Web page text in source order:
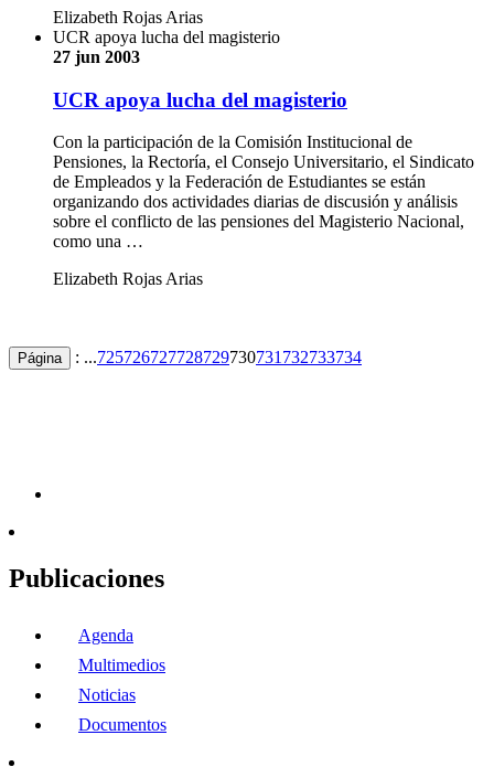
Elizabeth Rojas Arias
UCR apoya lucha del magisterio
27 jun 2003
UCR apoya lucha del magisterio
Con la participación de la Comisión Institucional de
Pensiones, la Rectoría, el Consejo Universitario, el Sindicato
de Empleados y la Federación de Estudiantes se están
organizando dos actividades diarias de discusión y análisis
sobre el conflicto de las pensiones del Magisterio Nacional,
como una …
Elizabeth Rojas Arias
Página : ...725726727728729730731 732733734
Publicaciones
Agenda
Multimedios
Noticias
Documentos